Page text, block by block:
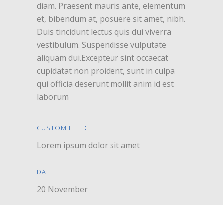
diam. Praesent mauris ante, elementum
et, bibendum at, posuere sit amet, nibh.
Duis tincidunt lectus quis dui viverra
vestibulum. Suspendisse vulputate
aliquam dui.Excepteur sint occaecat
cupidatat non proident, sunt in culpa
qui officia deserunt mollit anim id est
laborum
CUSTOM FIELD
Lorem ipsum dolor sit amet
DATE
20 November